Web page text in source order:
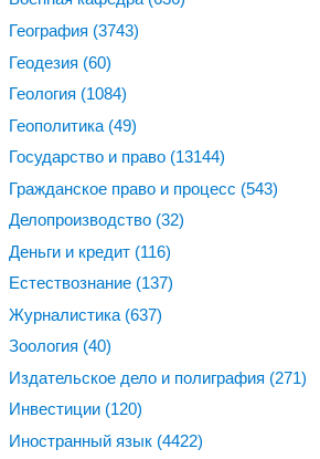
География (3743)
Геодезия (60)
Геология (1084)
Геополитика (49)
Государство и право (13144)
Гражданское право и процесс (543)
Делопроизводство (32)
Деньги и кредит (116)
Естествознание (137)
Журналистика (637)
Зоология (40)
Издательское дело и полиграфия (271)
Инвестиции (120)
Иностранный язык (4422)